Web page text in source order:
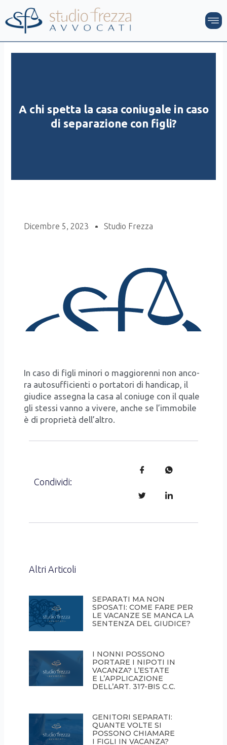
contenuto
A chi spetta la casa coniugale in caso
di separazione con figli?
Dicembre 5, 2023 Studio Frezza
In caso di figli mino­ri o mag­gio­ren­ni non anco­
ra auto­suf­fi­cien­ti o por­ta­to­ri di han­di­cap, il
giu­di­ce asse­gna la casa al coniu­ge con il qua­le
gli stes­si van­no a vive­re, anche se l’immobile
è di pro­prie­tà dell’altro.
Condividi:
Altri Articoli
SEPARATI MA NON
SPOSATI: COME FARE PER
LE VACANZE SE MANCA LA
SENTENZA DEL GIUDICE?
I NONNI POSSONO
PORTARE I NIPOTI IN
VACANZA? L’ESTATE
E L’APPLICAZIONE
DELL’ART. 317-BIS C.C.
GENITORI SEPARATI:
QUANTE VOLTE SI
POSSONO CHIAMARE
I FIGLI IN VACANZA?